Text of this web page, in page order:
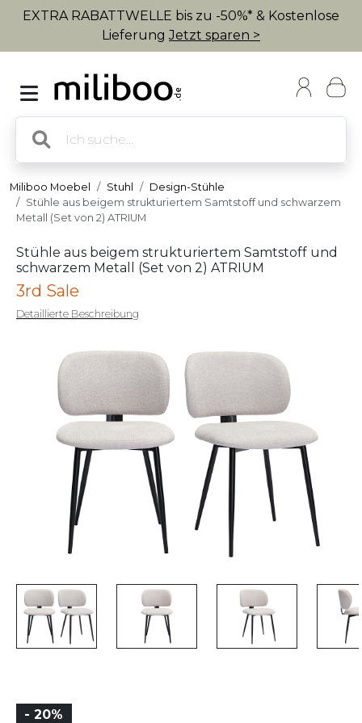
EXTRA RABATTWELLE bis zu -50%* & Kostenlose
LieferungJetzt sparen >
Miliboo Moebel Stuhl
Design-Stühle
Stühle aus beigem strukturiertem Samtstoff und schwarzem
Metall (Set von 2) ATRIUM
Stühle aus beigem strukturiertem Samtstoff und
schwarzem Metall (Set von 2) ATRIUM
3rd Sale
Detaillierte Beschreibung
- 20%